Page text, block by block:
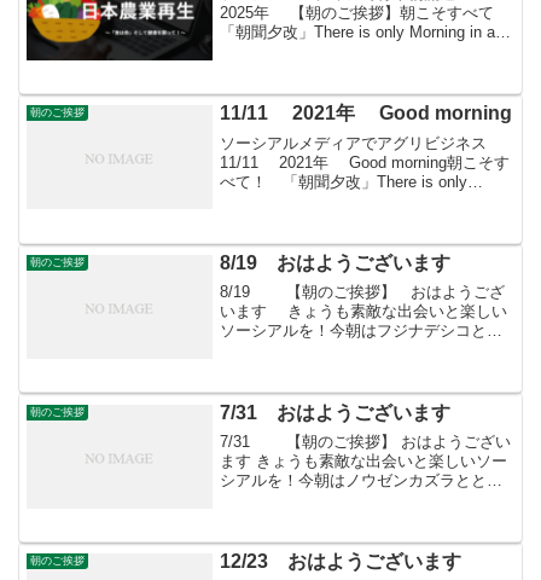
2025年 【朝のご挨拶】朝こそすべて
「朝聞夕改」There is only Morning in all
朝のご挨拶 11/11 2021年 Good morning
ソーシアルメディアでアグリビジネス
11/11 2021年 Good morning朝こそす
べて！ 「朝聞夕改」There is only
朝のご挨拶 8/19 おはようございます
8/19 【朝のご挨拶】 おはようござ
います きょうも素敵な出会いと楽しい
ソーシアルを！今朝はフジナデシコとと
朝のご挨拶 7/31 おはようございます
7/31 【朝のご挨拶】 おはようござい
ます きょうも素敵な出会いと楽しいソー
シアルを！今朝はノウゼンカズラととも
朝のご挨拶 12/23 おはようございます